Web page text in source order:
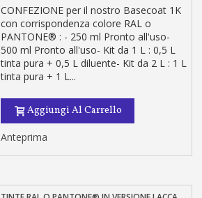
CONFEZIONE per il nostro Basecoat 1K
con corrispondenza colore RAL o
PANTONE® : - 250 ml Pronto all'uso-
500 ml Pronto all'uso- Kit da 1 L : 0,5 L
tinta pura + 0,5 L diluente- Kit da 2 L : 1 L
tinta pura + 1 L...
Aggiungi Al Carrello
Anteprima